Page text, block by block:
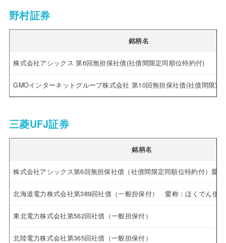
野村証券
銘柄名
株式会社アシックス 第6回無担保社債(社債間限定同順位特約付)
GMOインターネットグループ株式会社 第10回無担保社債(社債間限定
三菱UFJ証券
銘柄名
株式会社アシックス第6回無担保社債（社債間限定同順位特約付）愛
北海道電力株式会社第389回社債（一般担保付） 愛称：ほくでん債
東北電力株式会社第562回社債（一般担保付）
北陸電力株式会社第365回社債（一般担保付）